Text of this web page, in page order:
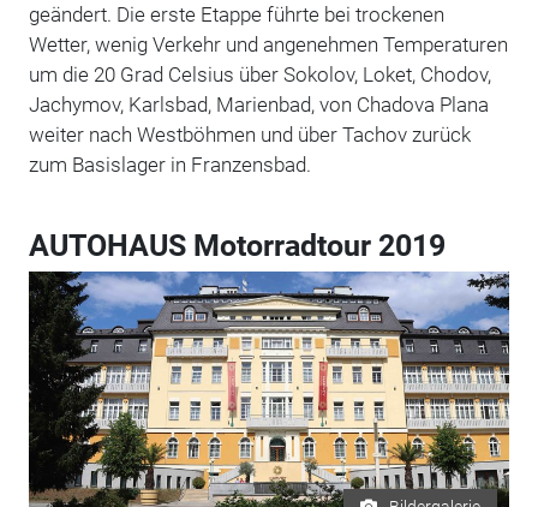
geändert. Die erste Etappe führte bei trockenen
Wetter, wenig Verkehr und angenehmen Temperaturen
um die 20 Grad Celsius über Sokolov, Loket, Chodov,
Jachymov, Karlsbad, Marienbad, von Chadova Plana
weiter nach Westböhmen und über Tachov zurück
zum Basislager in Franzensbad.
AUTOHAUS Motorradtour 2019